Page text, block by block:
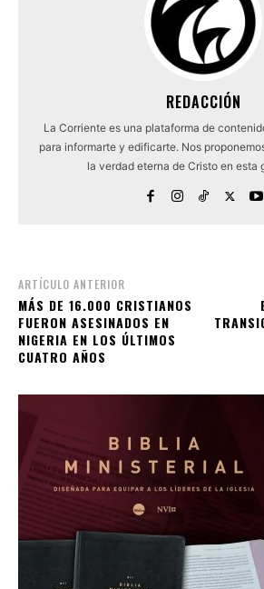
REDACCIÓN
La Corriente es una plataforma de
para informarte y edificarte. Nos
la verdad eterna de Cristo en esta
ARTÍCULO ANTERIOR
MÁS DE 16.000 CRISTIANOS
FUERON ASESINADOS EN
NIGERIA EN LOS ÚLTIMOS
CUATRO AÑOS